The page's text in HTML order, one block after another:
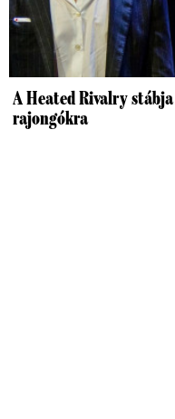
A Heated Rivalry
rajongókra